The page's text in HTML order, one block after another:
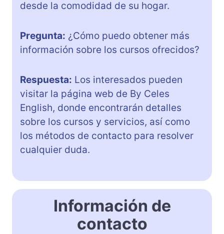
desde la comodidad de su hogar.
Pregunta: ¿Cómo puedo obtener más
información sobre los cursos ofrecidos?
Respuesta: Los interesados pueden
visitar la página web de By Celes
English, donde encontrarán detalles
sobre los cursos y servicios, así como
los métodos de contacto para resolver
cualquier duda.
Información de
contacto